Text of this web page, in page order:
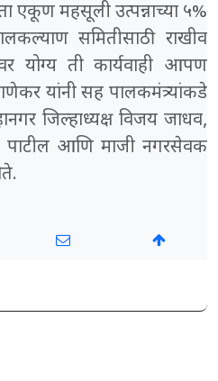
एकूण महसूली उत्पन्नाच्या ५%
समितीसाठी राखीव
योग्य ती कार्यवाही आपण
यांनी सह पालकमंत्र्यांकडे
जिल्हाध्यक्ष विजय जाधव,
आणि माजी नगरसेवक